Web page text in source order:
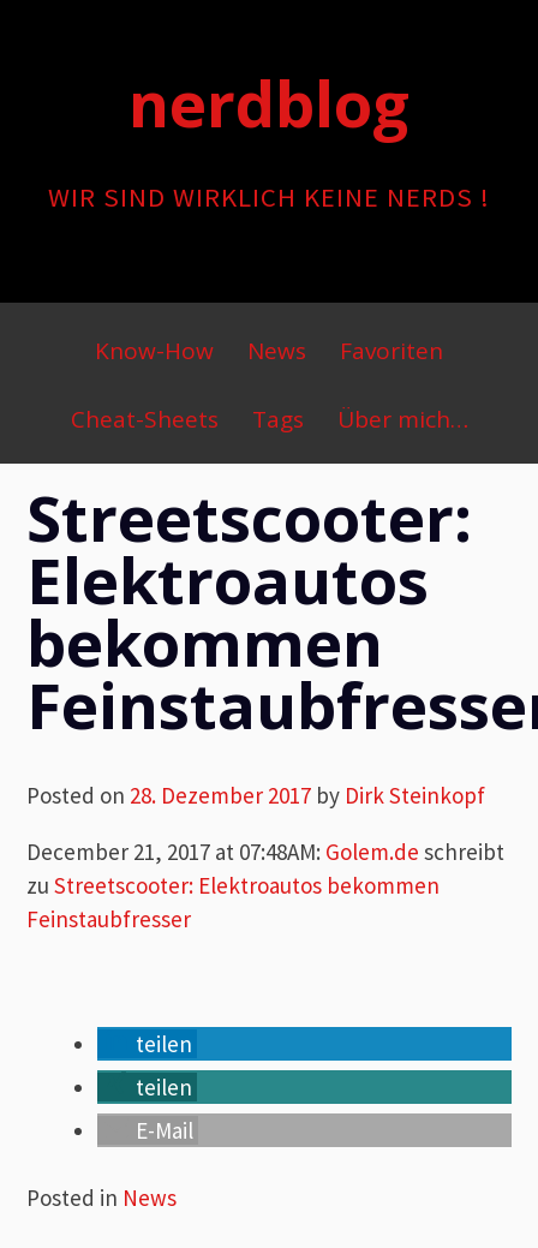
nerdblog
WIR SIND WIRKLICH KEINE NERDS !
Primary
Menu
Know-How News Favoriten
Cheat-Sheets Tags Über mich…
Streetscooter:
Elektroautos
bekommen
Posted on 28. Dezember 2017 by Dirk Steinkopf
December 21, 2017 at 07:48AM: Golem.de schreibt
zuStreetscooter: Elektroautos bekommen
Feinstaubfresser
teilen
teilen
E-Mail
Posted in News